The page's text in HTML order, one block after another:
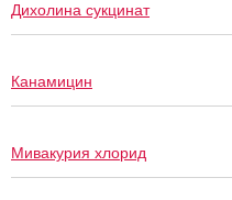
Дихолина сукцинат
Канамицин
Мивакурия хлорид